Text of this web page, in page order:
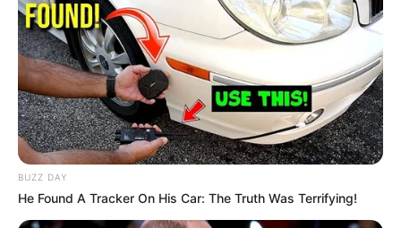
BUZZ DAY
He Found A Tracker On His Car: The Truth Was Terrifying!